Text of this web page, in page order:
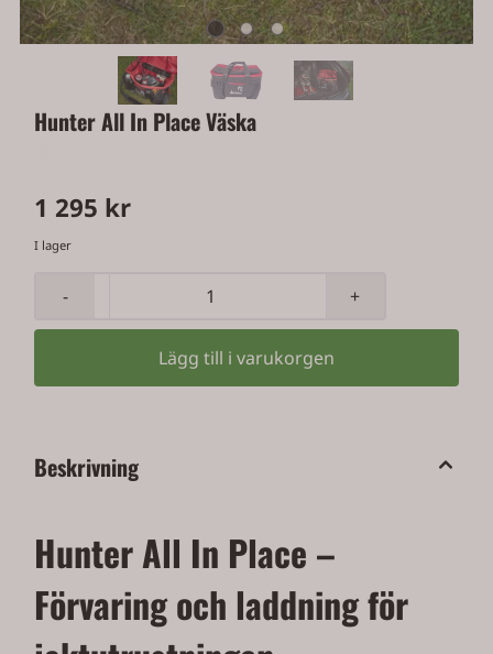
Hunter All In Place Väska
1 295 kr
I lager
- +
Lägg till i varukorgen
Beskrivning
Hunter All In Place –
Förvaring och laddning för